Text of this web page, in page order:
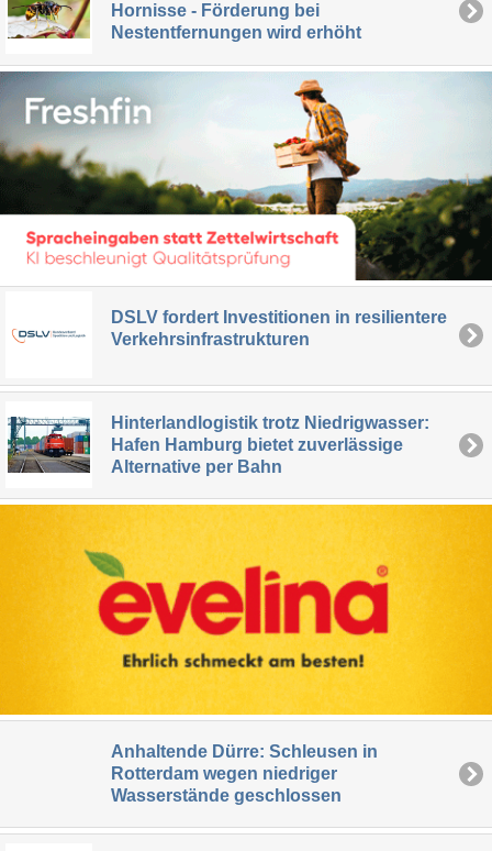
Hornisse - Förderung bei
Nestentfernungen wird erhöht
DSLV fordert Investitionen in resilientere
Verkehrsinfrastrukturen
Hinterlandlogistik trotz Niedrigwasser:
Hafen Hamburg bietet zuverlässige
Alternative per Bahn
Anhaltende Dürre: Schleusen in
Rotterdam wegen niedriger
Wasserstände geschlossen